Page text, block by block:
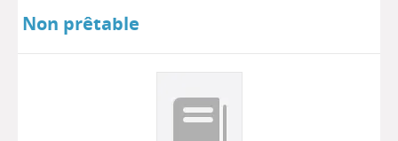
Non prêtable